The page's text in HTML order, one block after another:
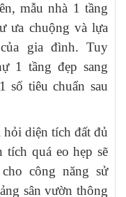
mẫu nhà 1 tầng
ưa chuộng và lựa
gia đình. Tuy
1 tầng đẹp sang
số tiêu chuẩn sau
diện tích đất đủ
quá eo hẹp sẽ
công năng sử
sân vườn thông